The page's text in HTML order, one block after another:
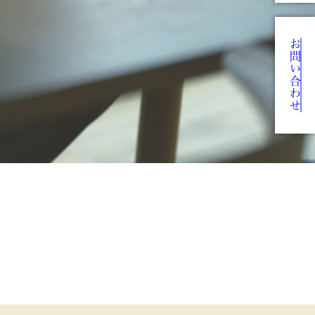
お問い合わせ